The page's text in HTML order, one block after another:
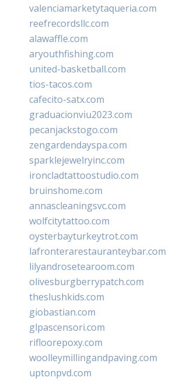
valenciamarketytaqueria.com
reefrecordsllc.com
alawaffle.com
aryouthfishing.com
united-basketball.com
tios-tacos.com
cafecito-satx.com
graduacionviu2023.com
pecanjackstogo.com
zengardendayspa.com
sparklejewelryinc.com
ironcladtattoostudio.com
bruinshome.com
annascleaningsvc.com
wolfcitytattoo.com
oysterbayturkeytrot.com
lafronterarestauranteybar.com
lilyandrosetearoom.com
olivesburgberrypatch.com
theslushkids.com
giobastian.com
glpascensori.com
rifloorepoxy.com
woolleymillingandpaving.com
uptonpvd.com